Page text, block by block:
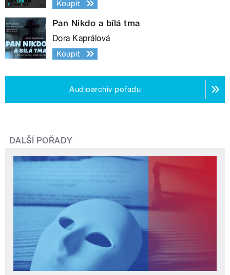
Koupit
Pan Nikdo a bílá tma
Dora Kaprálová
Koupit
Audioarchiv pořadu
DALŠÍ POŘADY